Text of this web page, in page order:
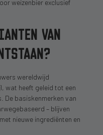
weizenbier exclusief
VAN
wereldwijd
wat heeft geleid tot een
De basiskenmerken van
– blijven
nieuwe ingrediënten en